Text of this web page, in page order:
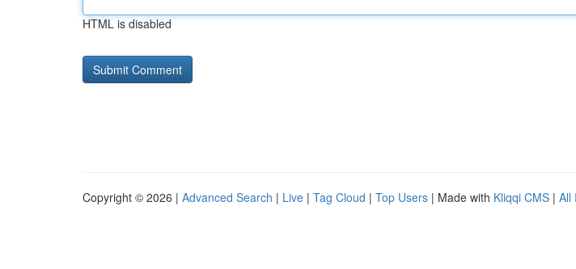
HTML is disabled
Copyright © 2026 | Advanced Search | Live | Tag Cloud | Top Users | Made with Kliqqi CMS | All